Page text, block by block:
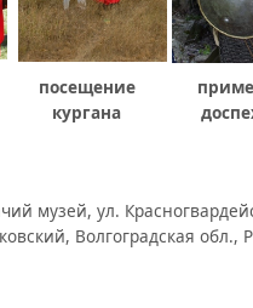
посещение
кургана
музей, ул.
Волгоградская обл.,